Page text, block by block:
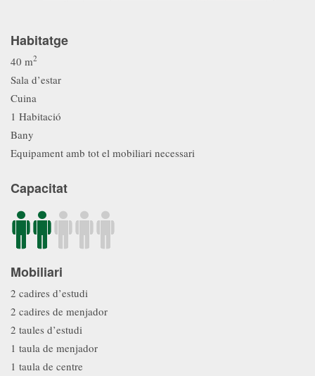
Habitatge
40 m2
Sala d’estar
Cuina
1 Habitació
Bany
Equipament amb tot el mobiliari necessari
Capacitat
Mobiliari
2 cadires d’estudi
2 cadires de menjador
2 taules d’estudi
1 taula de menjador
1 taula de centre